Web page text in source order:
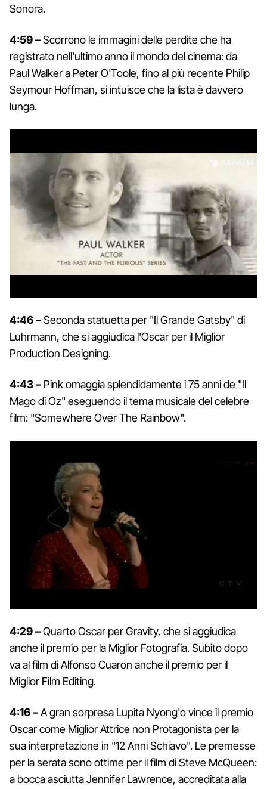
Sonora.
4:59 –Scorrono le immagini delle perdite che ha
registrato nell'ultimo anno il mondo del cinema: da
Paul Walker a Peter O'Toole, fino al più recente Philip
Seymour Hoffman, si intuisce che la lista è davvero
lunga.
4:46 –Seconda statuetta per "Il Grande Gatsby" di
Luhrmann, che si aggiudica l'Oscar per il Miglior
Production Designing.
4:43 – Pink omaggia splendidamente i 75 anni de "Il
Mago di Oz" eseguendo il tema musicale del celebre
film: "Somewhere Over The Rainbow".
4:29 –Quarto Oscar per Gravity, che si aggiudica
anche il premio per la Miglior Fotografia. Subito dopo
va al film di Alfonso Cuaron anche il premio per il
Miglior Film Editing.
4:16 –A gran sorpresa Lupita Nyong'o vince il premio
Oscar come Miglior Attrice non Protagonista per la
sua interpretazione in "12 Anni Schiavo". Le premesse
per la serata sono ottime per il film di Steve McQueen:
a bocca asciutta Jennifer Lawrence, accreditata alla